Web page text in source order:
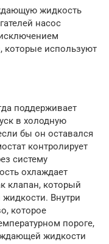
жидкость
насос
которые используют
поддерживает
в холодную
бы он оставался
контролирует
систему
охлаждает
клапан, который
Внутри
которое
пороге,
жидкости